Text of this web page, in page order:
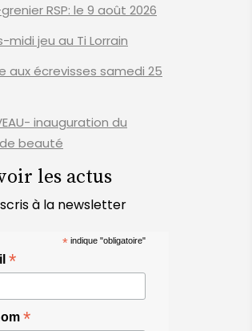
RSP: le 9 août 2026
midi jeu au Ti Lorrain
aux écrevisses samedi 25
inauguration du
beauté
les actus
à la newsletter
*indique "obligatoire"
*
*